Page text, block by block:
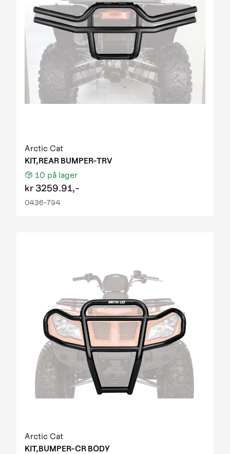
Arctic Cat
KIT,REAR BUMPER-TRV
10 på lager
kr 3259.91,-
0436-794
Arctic Cat
KIT,BUMPER-CR BODY